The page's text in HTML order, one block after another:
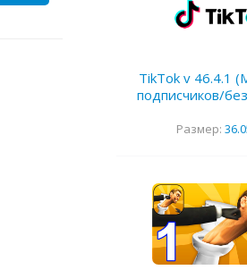
TikTok v 46.4.1
подписчиков/
Размер: